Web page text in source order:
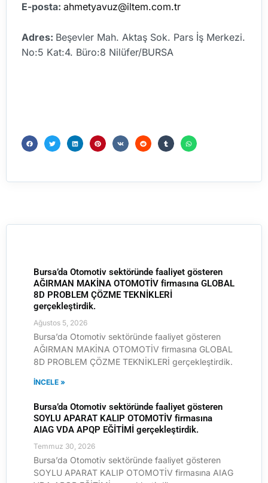
E-posta: ahmetyavuz@iltem.com.tr
Adres: Beşevler Mah. Aktaş Sok. Pars İş Merkezi.
No:5 Kat:4. Büro:8 Nilüfer/BURSA
Bursa’da Otomotiv sektöründe faaliyet gösteren
AĞIRMAN MAKİNA OTOMOTİV firmasına GLOBAL
8D PROBLEM ÇÖZME TEKNİKLERİ
gerçekleştirdik.
Ağustos 5, 2026
Bursa’da Otomotiv sektöründe faaliyet gösteren
AĞIRMAN MAKİNA OTOMOTİV firmasına GLOBAL
8D PROBLEM ÇÖZME TEKNİKLERİ gerçekleştirdik.
İNCELE »
Bursa’da Otomotiv sektöründe faaliyet gösteren
SOYLU APARAT KALIP OTOMOTİV firmasına
AIAG VDA APQP EĞİTİMİ gerçekleştirdik.
Temmuz 30, 2026
Bursa’da Otomotiv sektöründe faaliyet gösteren
SOYLU APARAT KALIP OTOMOTİV firmasına AIAG